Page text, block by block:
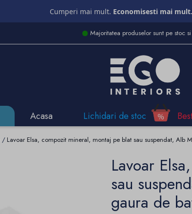
Cumperi mai mult. Economisesti mai mult.
Majoritatea produselor sunt pe stoc
Acasa Lichidari de stoc
Lavoar Elsa, compozit mineral, montaj pe blat sau suspendat,
Lavoar
sau
gaura de